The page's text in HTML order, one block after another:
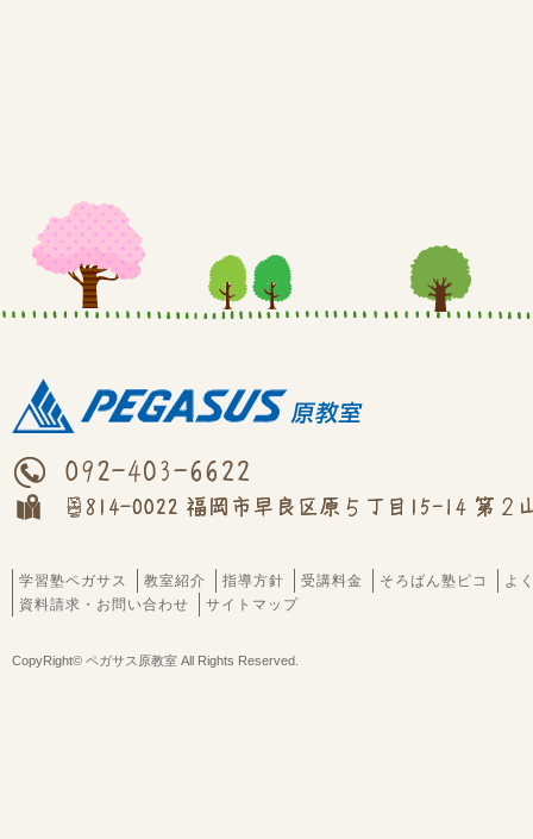
学習塾ペガサス 教室紹介 指導方針 受講料金 そろばん塾ピコ
よ
資料請求・お問い合わせ
サイトマップ
CopyRight© ペガサス原教室 All Rights Reserved.